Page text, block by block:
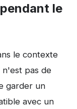
le
le contexte
n'est pas de
garder un
avec un